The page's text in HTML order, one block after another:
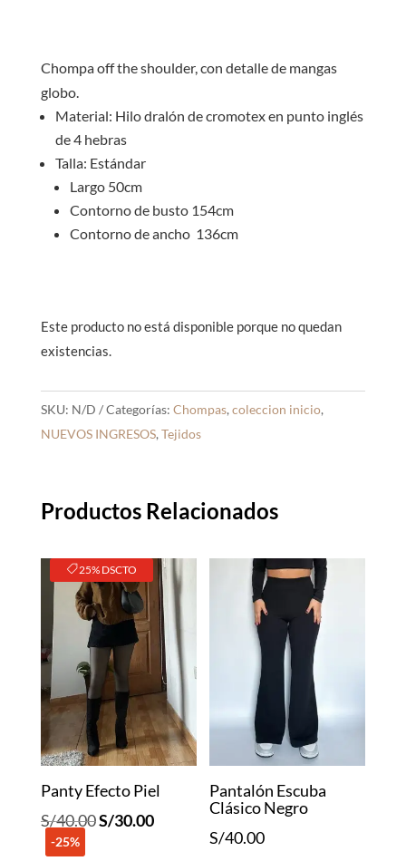
Chompa off the shoulder, con detalle de mangas
globo.
Material: Hilo dralón de cromotex en punto inglés
de 4 hebras
Talla: Estándar
Largo 50cm
Contorno de busto 154cm
Contorno de ancho 136cm
Este producto no está disponible porque no quedan
existencias.
SKU: N/D Categorías: Chompas, coleccion inicio,
NUEVOS INGRESOS, Tejidos
Productos Relacionados
25% DSCTO
Panty Efecto Piel
S/40.00El
S/30.00El
-25%
Pantalón Escuba
Clásico Negro
S/40.00